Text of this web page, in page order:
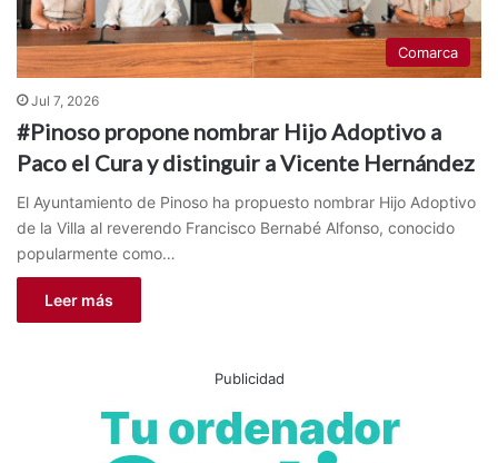
Comarca
Jul 7, 2026
#Pinoso propone nombrar Hijo Adoptivo a
Paco el Cura y distinguir a Vicente Hernández
El Ayuntamiento de Pinoso ha propuesto nombrar Hijo Adoptivo
de la Villa al reverendo Francisco Bernabé Alfonso, conocido
popularmente como…
Leer más
Publicidad